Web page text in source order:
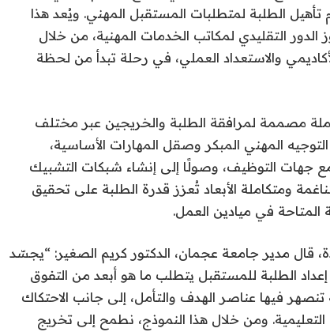
تأهيل الطلبة لمتطلبات المستقبل المهني. ويُعد هذا
الدور التقليدي لمكاتب الخدمات المهنية، من خلال
والاستعداد العملي، في رحلة تبدأ من لحظة
مصممة لمرافقة الطلبة والخريجين عبر مختلف
المهني المبكر وصقل المهارات الأساسية،
مع جهات التوظيف، وصولًا إلى إنشاء شبكات التشبيك
ومتكاملة الأبعاد تُعزز قدرة الطلبة على تحقيق
المتاحة في ميادين العمل.
قال مدير جامعة عجمان، الدكتور كريم الصغير: “يجسّد
الطلبة للمستقبل يتطلب ما هو أبعد من التفوق
تنصهر فيها عناصر الهدف والتأمل، إلى جانب الاحتكاك
ومن خلال هذا النموذج، نطمح إلى تخريج